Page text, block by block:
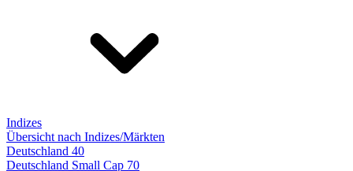
Indizes
Übersicht nach Indizes/Märkten
Deutschland 40
Deutschland Small Cap 70